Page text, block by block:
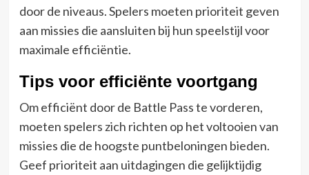
door de niveaus. Spelers moeten prioriteit geven
aan missies die aansluiten bij hun speelstijl voor
maximale efficiëntie.
Tips voor efficiënte voortgang
Om efficiënt door de Battle Pass te vorderen,
moeten spelers zich richten op het voltooien van
missies die de hoogste puntbeloningen bieden.
Geef prioriteit aan uitdagingen die gelijktijdig